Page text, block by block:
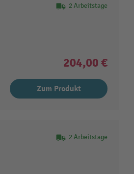
2 Arbeitstage
204,00 €
Zum Produkt
2 Arbeitstage